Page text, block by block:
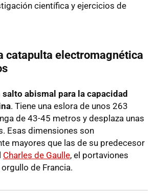
científica y ejercicios de
catapulta electromagnética
salto abismal para la capacidad
. Tiene una eslora de unos 263
de 43-45 metros y desplaza unas
Esas dimensiones son
mayores que las de su predecesor
Charles de Gaulle, el portaviones
de Francia.